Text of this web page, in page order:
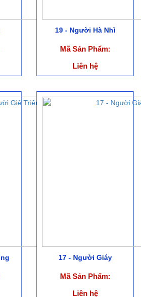
19 - Người Hà Nhì
Mã Sản Phẩm:
Liên hệ
17 - Người Giáy
Mã Sản Phẩm:
Liên hệ